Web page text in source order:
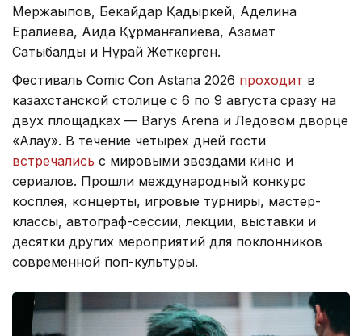
Мержақыпов, Бекайдар Қадыркей, Аделина
Ералиева, Аида Құрманғалиева, Азамат
Сатыбалды и Нұрай Жеткерген.
Фестиваль Comic Con Astana 2026 проходит в
казахстанской столице с 6 по 9 августа сразу на
двух площадках — Barys Arena и Ледовом дворце
«Алау». В течение четырех дней гости
встречались с мировыми звездами кино и
сериалов. Прошли международный конкурс
косплея, концерты, игровые турниры, мастер-
классы, автограф-сессии, лекции, выставки и
десятки других мероприятий для поклонников
современной поп-культуры.